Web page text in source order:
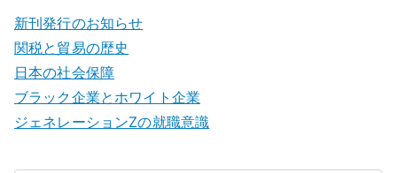
新刊発行のお知らせ
関税と貿易の歴史
日本の社会保障
ブラック企業とホワイト企業
ジェネレーションZの就職意識